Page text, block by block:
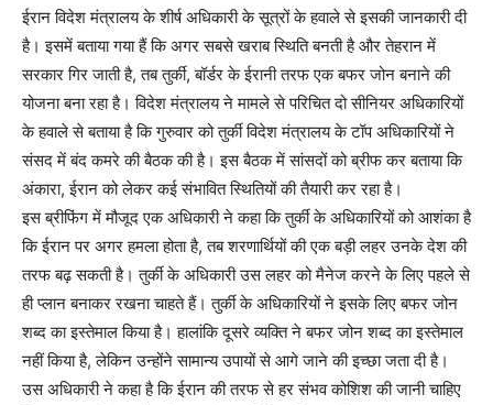
ईरान विदेश मंत्रालय के शीर्ष अधिकारी के सूत्रों के हवाले से इसकी जानकारी दी
है। इसमें बताया गया हैं कि अगर सबसे खराब स्थिति बनती है और तेहरान में
सरकार गिर जाती है, तब तुर्की, बॉर्डर के ईरानी तरफ एक बफर जोन बनाने की
योजना बना रहा है। विदेश मंत्रालय ने मामले से परिचित दो सीनियर अधिकारियों
के हवाले से बताया है कि गुरुवार को तुर्की विदेश मंत्रालय के टॉप अधिकारियों ने
संसद में बंद कमरे की बैठक की है। इस बैठक में सांसदों को ब्रीफ कर बताया कि
अंकारा, ईरान को लेकर कई संभावित स्थितियों की तैयारी कर रहा है।
इस ब्रीफिंग में मौजूद एक अधिकारी ने कहा कि तुर्की के अधिकारियों को आशंका है
कि ईरान पर अगर हमला होता है, तब शरणार्थियों की एक बड़ी लहर उनके देश की
तरफ बढ़ सकती है। तुर्की के अधिकारी उस लहर को मैनेज करने के लिए पहले से
ही प्लान बनाकर रखना चाहते हैं। तुर्की के अधिकारियों ने इसके लिए बफर जोन
शब्द का इस्तेमाल किया है। हालांकि दूसरे व्यक्ति ने बफर जोन शब्द का इस्तेमाल
नहीं किया है, लेकिन उन्होंने सामान्य उपायों से आगे जाने की इच्छा जता दी है।
उस अधिकारी ने कहा है कि ईरान की तरफ से हर संभव कोशिश की जानी चाहिए